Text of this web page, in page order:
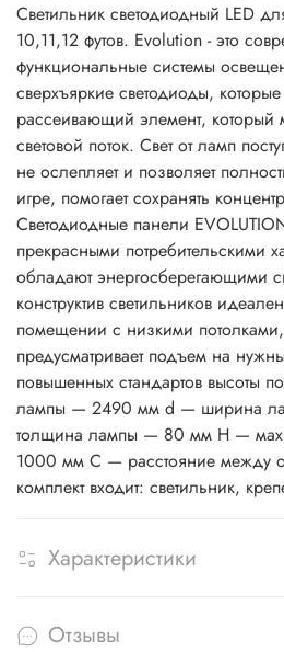
Светильник светодиодный LED
10,11,12 футов. Evolution - это
функциональные системы
сверхъяркие светодиоды,
рассеивающий элемент, который
световой поток. Свет от ламп
не ослепляет и позволяет
игре, помогает сохранять
Светодиодные панели
прекрасными потребительскими
обладают энергосберегающими
конструктив светильников
помещении с низкими потолками,
предусматривает подъем на
повышенных стандартов высоты
лампы — 2490 мм d — ширина
толщина лампы — 80 мм Н — мах
1000 мм C — расстояние между
комплект входит: светильник,
Характеристики
Отзывы